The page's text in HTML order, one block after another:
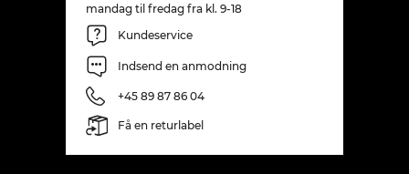
mandag til fredag fra kl. 9-18
Kundeservice
Indsend en anmodning
+45 89 87 86 04
Få en returlabel